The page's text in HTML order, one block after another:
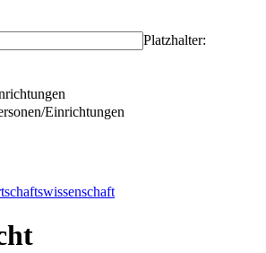
Platzhalter:
Einrichtungen